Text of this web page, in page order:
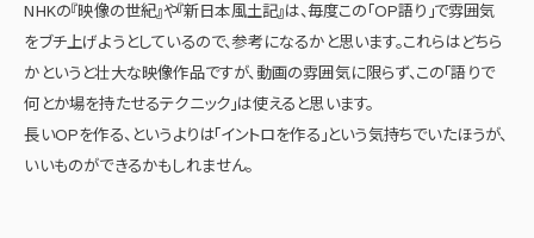
NHKの『映像の世紀』や『新日本風土記』は、毎度この「OP語り」で雰囲気
をブチ上げようとしているので、参考になるかと思います。これらはどちら
かというと壮大な映像作品ですが、動画の雰囲気に限らず、この「語りで
何とか場を持たせるテクニック」は使えると思います。
長いOPを作る、というよりは「イントロを作る」という気持ちでいたほうが、
いいものができるかもしれません。